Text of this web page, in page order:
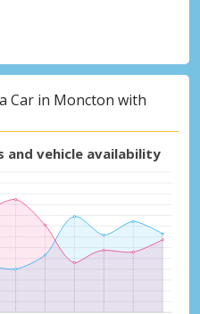
Car in Moncton with
and vehicle availability